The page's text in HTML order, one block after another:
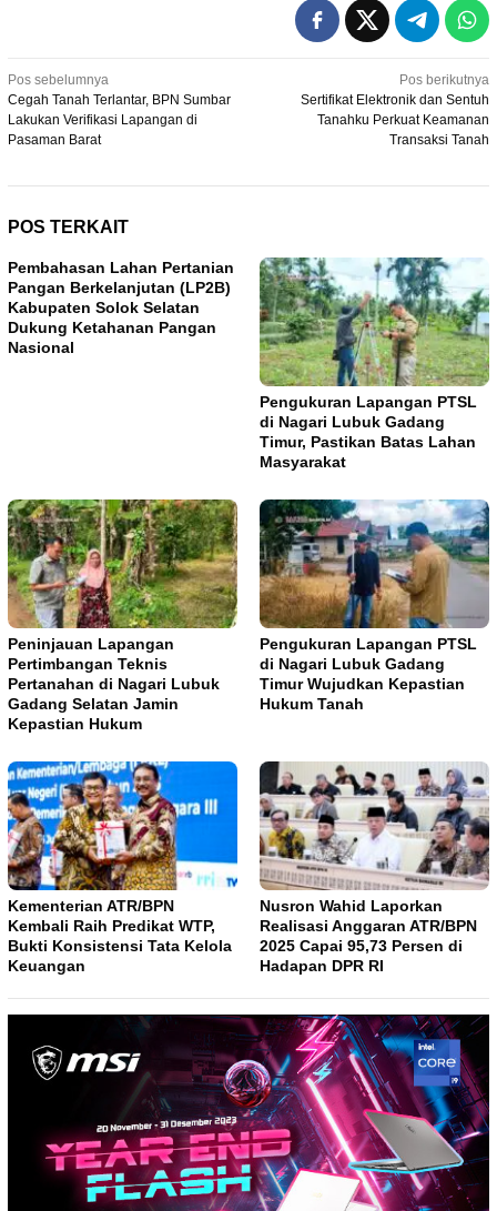
Navigasi
pos
Pos sebelumnya
Cegah Tanah Terlantar, BPN Sumbar
Lakukan Verifikasi Lapangan di
Pasaman Barat
Pos berikutnya
Sertifikat Elektronik dan Sentuh
Tanahku Perkuat Keamanan
Transaksi Tanah
POS TERKAIT
Pembahasan Lahan Pertanian
Pangan Berkelanjutan (LP2B)
Kabupaten Solok Selatan
Dukung Ketahanan Pangan
Nasional
Pengukuran Lapangan PTSL
di Nagari Lubuk Gadang
Timur, Pastikan Batas Lahan
Masyarakat
Peninjauan Lapangan
Pertimbangan Teknis
Pertanahan di Nagari Lubuk
Gadang Selatan Jamin
Kepastian Hukum
Pengukuran Lapangan PTSL
di Nagari Lubuk Gadang
Timur Wujudkan Kepastian
Hukum Tanah
Kementerian ATR/BPN
Kembali Raih Predikat WTP,
Bukti Konsistensi Tata Kelola
Keuangan
Nusron Wahid Laporkan
Realisasi Anggaran ATR/BPN
2025 Capai 95,73 Persen di
Hadapan DPR RI